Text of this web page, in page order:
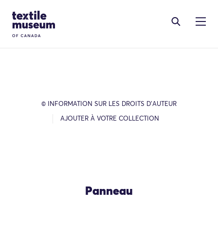
Site Logo
© INFORMATION SUR LES DROITS D’AUTEUR
AJOUTER À VOTRE COLLECTION
Panneau